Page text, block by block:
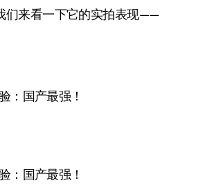
来看一下它的实拍表现——